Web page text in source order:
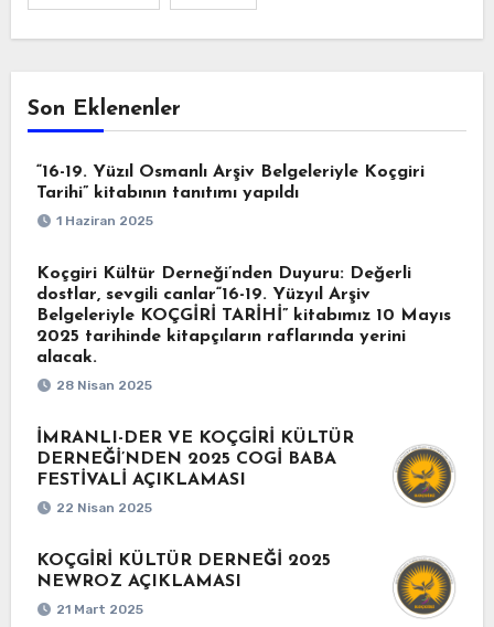
Son Eklenenler
“16-19. Yüzıl Osmanlı Arşiv Belgeleriyle Koçgiri
Tarihi” kitabının tanıtımı yapıldı
1 Haziran 2025
Koçgiri Kültür Derneği’nden Duyuru: Değerli
dostlar, sevgili canlar“16-19. Yüzyıl Arşiv
Belgeleriyle KOÇGİRİ TARİHİ” kitabımız 10 Mayıs
2025 tarihinde kitapçıların raflarında yerini
alacak.
28 Nisan 2025
İMRANLI-DER VE KOÇGİRİ KÜLTÜR
DERNEĞİ’NDEN 2025 COGİ BABA
FESTİVALİ AÇIKLAMASI
22 Nisan 2025
KOÇGİRİ KÜLTÜR DERNEĞİ 2025
NEWROZ AÇIKLAMASI
21 Mart 2025